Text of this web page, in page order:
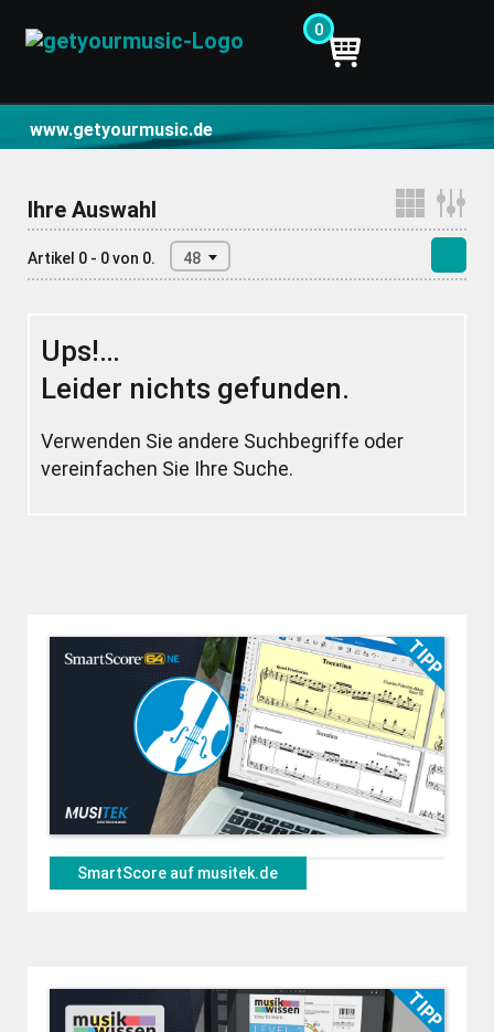
0
www.getyourmusic.de
Ihre Auswahl
Artikel 0 - 0 von 0. 48
Ups!…
Leider nichts gefunden.
Verwenden Sie andere Suchbegriffe oder
vereinfachen Sie Ihre Suche.
SmartScore auf musitek.de